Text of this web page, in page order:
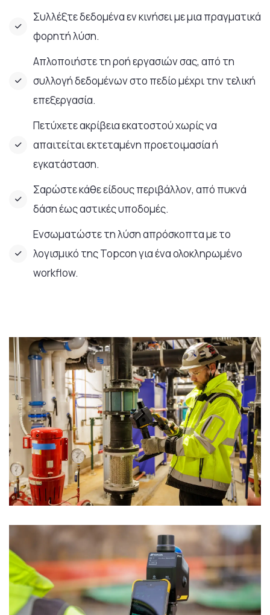
Συλλέξτε δεδομένα εν κινήσει με μια πραγματικά
φορητή λύση.
Απλοποιήστε τη ροή εργασιών σας, από τη
συλλογή δεδομένων στο πεδίο μέχρι την τελική
επεξεργασία.
Πετύχετε ακρίβεια εκατοστού χωρίς να
απαιτείται εκτεταμένη προετοιμασία ή
εγκατάσταση.
Σαρώστε κάθε είδους περιβάλλον, από πυκνά
δάση έως αστικές υποδομές.
Ενσωματώστε τη λύση απρόσκοπτα με το
λογισμικό της Topcon για ένα ολοκληρωμένο
workflow.